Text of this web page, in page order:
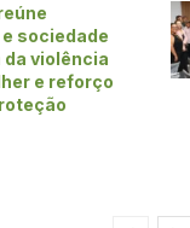
sociedade
violência
e reforço